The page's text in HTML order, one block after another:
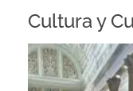
Cultura y